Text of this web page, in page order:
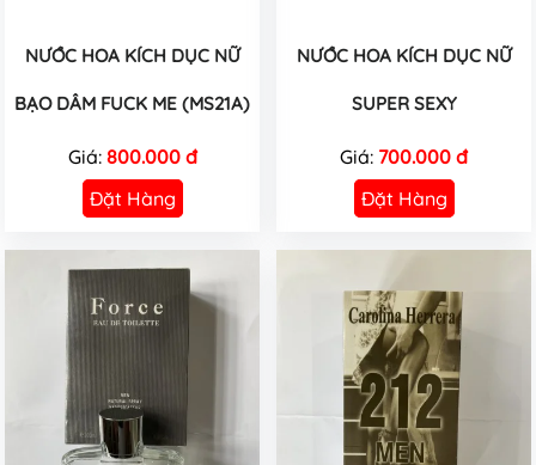
NƯỚC HOA KÍCH DỤC NỮ
BẠO DÂM FUCK ME (MS21A)
Giá: 800.000 đ
Đặt Hàng
NƯỚC HOA KÍCH DỤC NỮ
SUPER SEXY
Giá: 700.000 đ
Đặt Hàng